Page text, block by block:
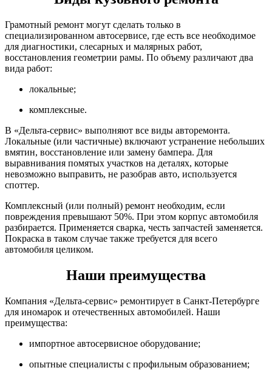
Грамотный ремонт могут сделать только в
специализированном автосервисе, где есть все необходимое
для диагностики, слесарных и малярных работ,
восстановления геометрии рамы. По объему различают два
вида работ:
локальные;
комплексные.
В «Дельта-сервис» выполняют все виды авторемонта.
Локальные (или частичные) включают устранение небольших
вмятин, восстановление или замену бампера. Для
выравнивания помятых участков на деталях, которые
невозможно выправить, не разобрав авто, используется
споттер.
Комплексный (или полный) ремонт необходим, если
повреждения превышают 50%. При этом корпус автомобиля
разбирается. Применяется сварка, честь запчастей заменяется.
Покраска в таком случае также требуется для всего
автомобиля целиком.
Наши преимущества
Компания «Дельта-сервис» ремонтирует в Санкт-Петербурге
для иномарок и отечественных автомобилей. Наши
преимущества:
импортное автосервисное оборудование;
опытные специалисты с профильным образованием;